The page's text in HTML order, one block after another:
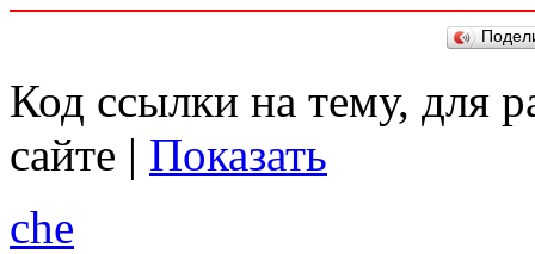
Код ссылки на тему, для
сайте | Показать
che